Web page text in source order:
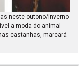
neste outono/inverno
a moda do animal
castanhas, marcará